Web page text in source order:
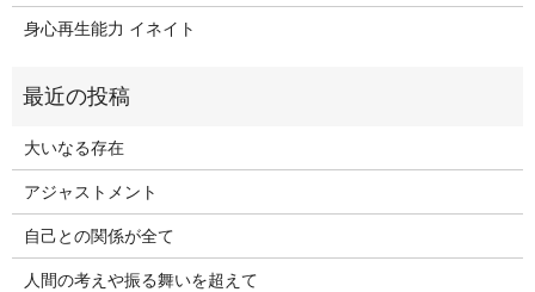
身心再生能力 イネイト
大いなる存在
アジャストメント
自己との関係が全て
人間の考えや振る舞いを超えて